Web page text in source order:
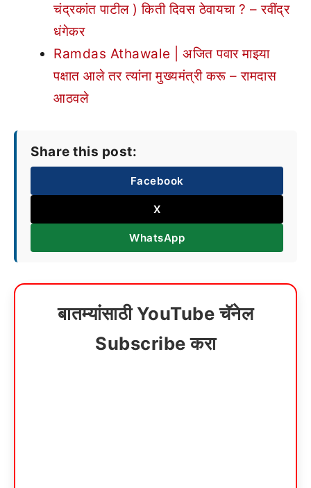
चंद्रकांत पाटील ) किती दिवस ठेवायचा ? – रवींद्र
धंगेकर
Ramdas Athawale | अजित पवार माझ्या
पक्षात आले तर त्यांना मुख्यमंत्री करू – रामदास
आठवले
Share this post:
Facebook
X
WhatsApp
बातम्यांसाठी YouTube चॅनेल
Subscribe करा